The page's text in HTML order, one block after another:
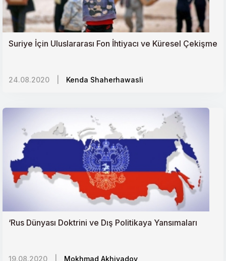
Suriye İçin Uluslararası Fon İhtiyacı ve Küresel Çekişme
24.08.2020 Kenda Shaherhawasli
‘Rus Dünyası Doktrini ve Dış Politikaya Yansımaları
19.08.2020 Mokhmad Akhiyadov